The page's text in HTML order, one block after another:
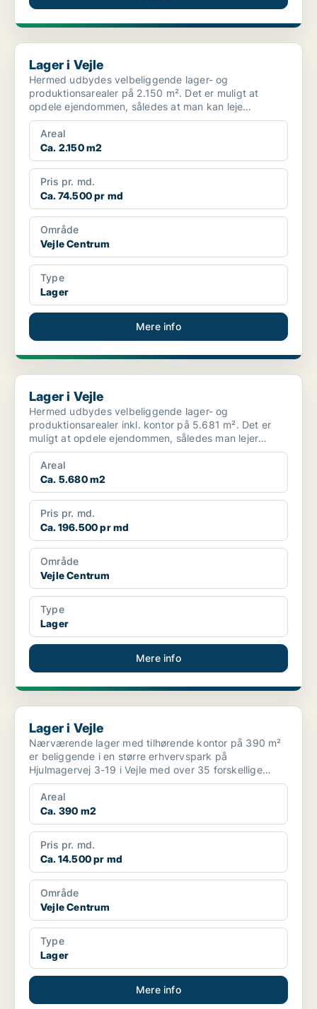
Lager i Vejle
Lager i Vejle
Hermed udbydes velbeliggende lager- og
produktionsarealer på 2.150 m². Det er muligt at
opdele ejendommen, således at man kan leje
lagerarealer inkl. kontor ...
Areal
Ca. 2.150 m2
Pris pr. md.
Ca. 74.500 pr md
Område
Vejle Centrum
Type
Lager
Mere info
Lager i Vejle
Lager i Vejle
Hermed udbydes velbeliggende lager- og
produktionsarealer inkl. kontor på 5.681 m². Det er
muligt at opdele ejendommen, således man lejer
lagerarealer helt n...
Areal
Ca. 5.680 m2
Pris pr. md.
Ca. 196.500 pr md
Område
Vejle Centrum
Type
Lager
Mere info
Lager i Vejle
Lager i Vejle
Nærværende lager med tilhørende kontor på 390 m²
er beliggende i en større erhvervspark på
Hjulmagervej 3-19 i Vejle med over 35 forskellige
lejemål som rumm...
Areal
Ca. 390 m2
Pris pr. md.
Ca. 14.500 pr md
Område
Vejle Centrum
Type
Lager
Mere info